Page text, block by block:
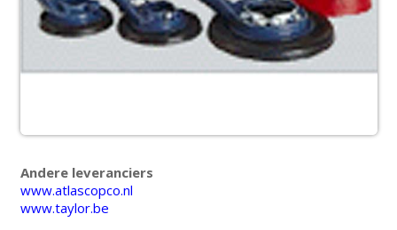
Andere leveranciers
www.atlascopco.nl
www.taylor.be